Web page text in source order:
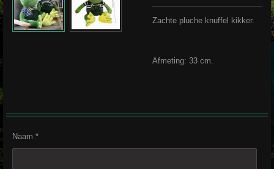
Zachte pluche knuffel kikker.
Afmeting: 33 cm.
Naam *